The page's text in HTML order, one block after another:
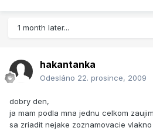
1 month later...
hakantanka
Odesláno 22. prosince, 2009
dobry den,
ja mam podla mna jednu celkom
sa zriadit nejake zoznamovacie